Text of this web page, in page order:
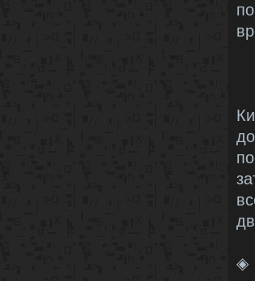
◈